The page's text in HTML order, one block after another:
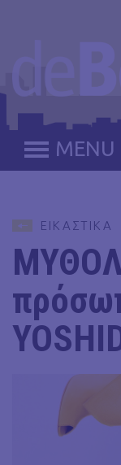
MENU
ΕΙΚΑΣΤΙΚΑ